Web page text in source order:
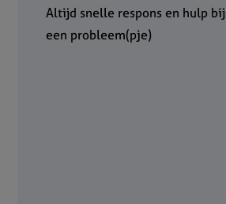
Altijd snelle respons en hulp bij
een probleem(pje)